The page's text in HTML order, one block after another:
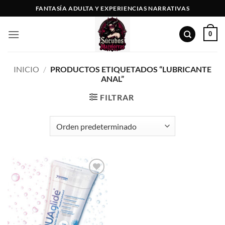
al
contenido
FANTASÍA ADULTA Y EXPERIENCIAS NARRATIVAS
0
INICIO / PRODUCTOS ETIQUETADOS “LUBRICANTE
ANAL”
FILTRAR
Añadir
a la
lista de
deseos